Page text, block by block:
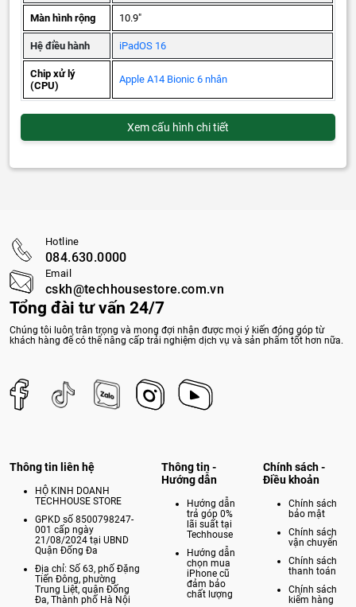
Màn hình rộng 10.9"
Hệ điều hành iPadOS 16
Chip xử lý
(CPU)
Apple A14 Bionic 6 nhân
Xem cấu hình chi tiết
Tổng đài tư vấn 24/7
Chúng tôi luôn trân trọng và mong đợi nhận được mọi ý kiến đóng góp từ
khách hàng để có thể nâng cấp trải nghiệm dịch vụ và sản phẩm tốt hơn nữa.
Hotline
084.630.0000
Email
cskh@techhousestore.com.vn
Thông tin liên hệ
HỘ KINH DOANH
TECHHOUSE STORE
GPKD số 8500798247-
001 cấp ngày
21/08/2024 tại UBND
Quận Đống Đa
Địa chỉ: Số 63, phố Đặng
Tiến Đông, phường
Trung Liệt, quận Đống
Đa, Thành phố Hà Nội
Thông tin -
Hướng dẫn
Hướng dẫn
trả góp 0%
lãi suất tại
Techhouse
Hướng dẫn
chọn mua
iPhone cũ
đảm bảo
chất lượng
Chính sách -
Điều khoản
Chính sách
bảo mật
Chính sách
vận chuyển
Chính sách
thanh toán
Chính sách
kiểm hàng